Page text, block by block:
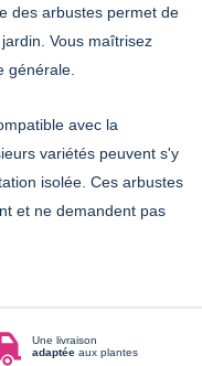
des arbustes permet de
Vous maîtrisez
générale.
avec la
variétés peuvent s'y
isolée. Ces arbustes
et ne demandent pas
Une livraison
adaptée aux plantes